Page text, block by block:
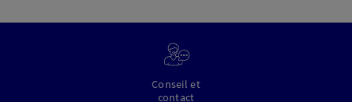
Conseil et
contact